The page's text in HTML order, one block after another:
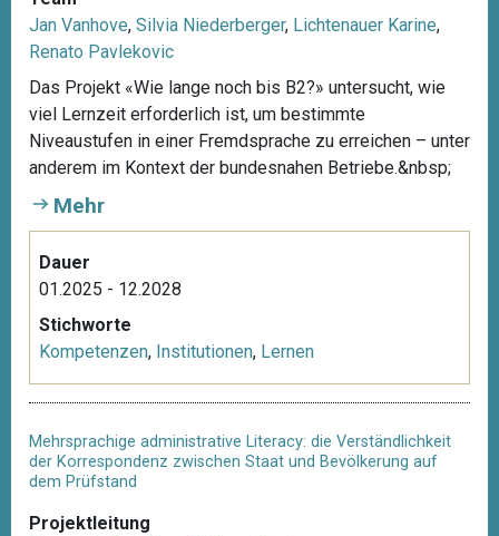
Jan Vanhove, Silvia Niederberger, Lichtenauer Karine,
Renato Pavlekovic
Das Projekt «Wie lange noch bis B2?» untersucht, wie
viel Lernzeit erforderlich ist, um bestimmte
Niveaustufen in einer Fremdsprache zu erreichen – unter
anderem im Kontext der bundesnahen Betriebe.&nbsp;
Mehr
Dauer
01.2025 - 12.2028
Stichworte
Kompetenzen, Institutionen, Lernen
Mehrsprachige administrative Literacy: die Verständlichkeit
der Korrespondenz zwischen Staat und Bevölkerung auf
dem Prüfstand
Projektleitung